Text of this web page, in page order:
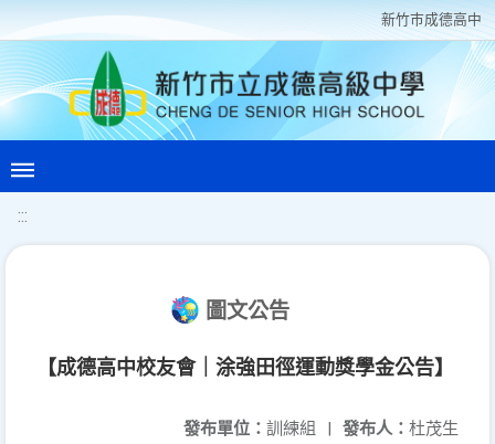
新竹巿成德高中
:::
圖文公告
【成德高中校友會｜涂強田徑運動獎學金公告】
發布人： 杜茂生
發布單位： 訓練組 |